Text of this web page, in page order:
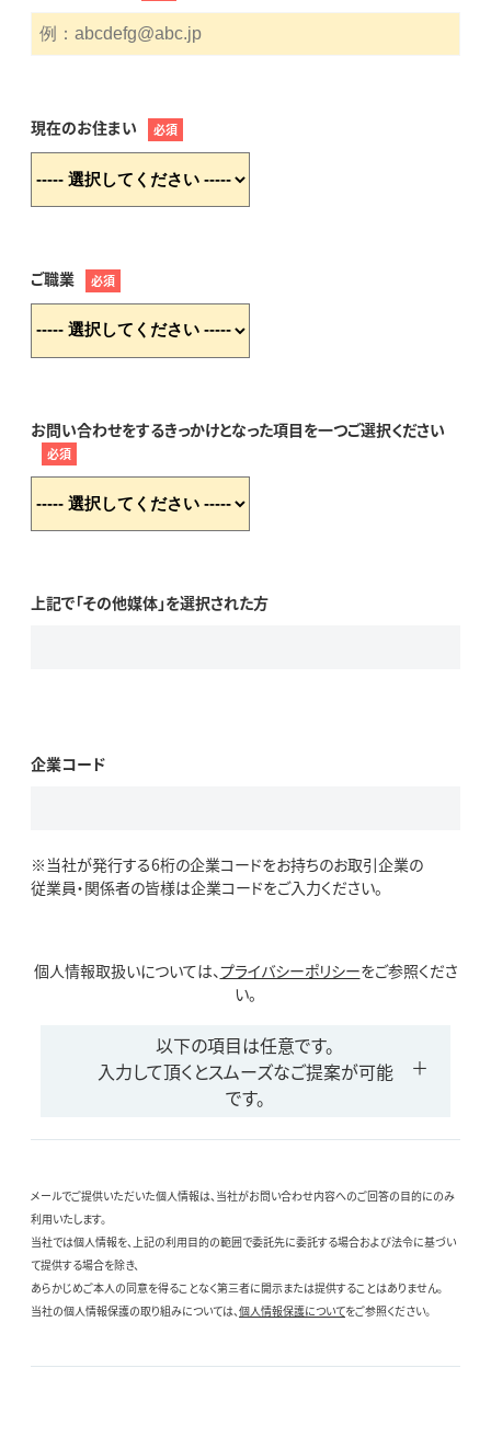
現在のお住まい 必須
ご職業 必須
お問い合わせをするきっかけとなった項目を一つご選択ください
必須
上記で「その他媒体」を選択された方
企業コード
※当社が発行する6桁の企業コードをお持ちのお取引企業の
従業員・関係者の皆様は企業コードをご入力ください。
個人情報取扱いについては、プライバシーポリシーをご参照くださ
い。
以下の項目は任意です。
入力して頂くとスムーズなご提案が可能
です。
メールでご提供いただいた個人情報は、当社がお問い合わせ内容へのご回答の目的にのみ
利用いたします。
当社では個人情報を、上記の利用目的の範囲で委託先に委託する場合および法令に基づい
て提供する場合を除き、
あらかじめご本人の同意を得ることなく第三者に開示または提供することはありません。
当社の個人情報保護の取り組みについては、個人情報保護についてをご参照ください。